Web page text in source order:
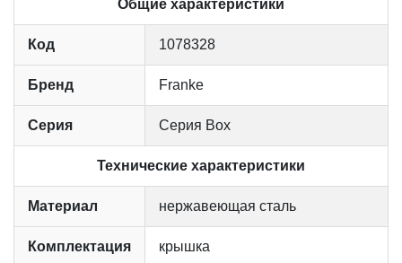
Общие характеристики
Код 1078328
Бренд Franke
Серия Серия Box
Технические характеристики
Материал нержавеющая сталь
Комплектация крышка